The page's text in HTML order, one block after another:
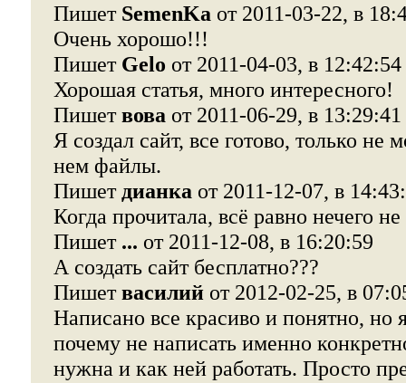
Пишет SemenKa от 2011-03-22, в
Очень хорошо!!!
Пишет Gelo от 2011-04-03, в 12:42:54
Хорошая статья, много интересного!
Пишетвова от 2011-06-29, в 13:29:41
Я создал сайт, все готово, только не
нем файлы.
Пишет дианка от 2011-12-07, в
Когда прочитала, всё равно нечего
Пишет ... от 2011-12-08, в 16:20:59
А создать сайт бесплатно???
Пишетвасилий от 2012-02-25, в
Написано все красиво и понятно, но
почему не написать именно
нужна и как ней работать. Просто